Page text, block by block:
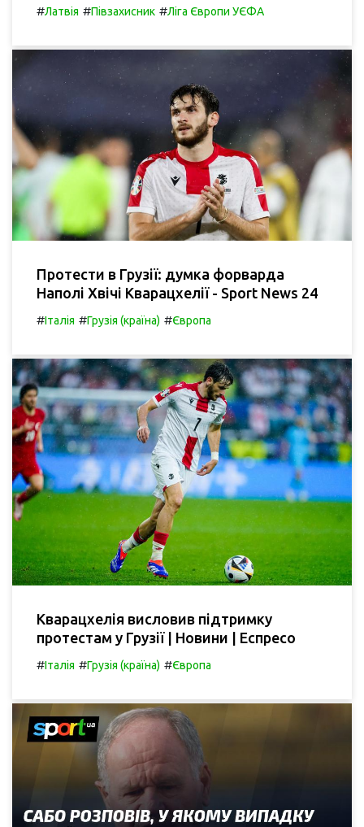
#Латвія #Півзахисник #Ліга Європи УЄФА
Протести в Грузії: думка форварда
Наполі Хвічі Кварацхелії - Sport News 24
#Італія #Грузія (країна) #Європа
Кварацхелія висловив підтримку
протестам у Грузії | Новини | Еспресо
#Італія #Грузія (країна) #Європа